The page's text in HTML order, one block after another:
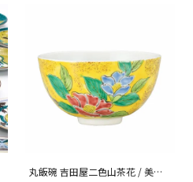
丸飯碗 吉田屋二色山茶花 / 美山